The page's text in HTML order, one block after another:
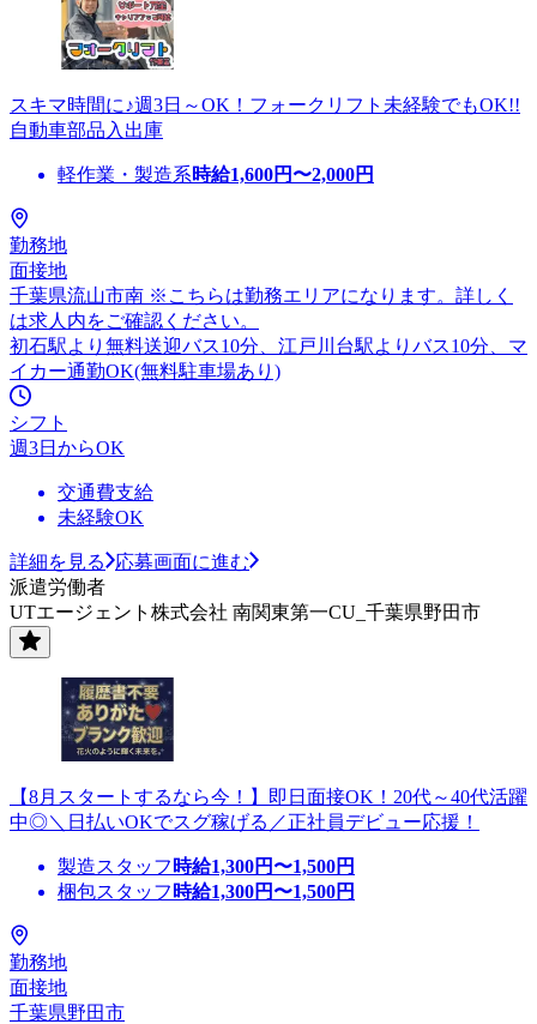
スキマ時間に♪週3日～OK！フォークリフト未経験でもOK!!
自動車部品入出庫
軽作業・製造系時給1,600円〜2,000円
勤務地
面接地
千葉県流山市南 ※こちらは勤務エリアになります。詳しく
は求人内をご確認ください。
初石駅より無料送迎バス10分、江戸川台駅よりバス10分、マ
イカー通勤OK(無料駐車場あり)
シフト
週3日からOK
交通費支給
未経験OK
詳細を見る
応募画面に進む
派遣労働者
UTエージェント株式会社 南関東第一CU_千葉県野田市
【8月スタートするなら今！】即日面接OK！20代～40代活躍
中◎＼日払いOKでスグ稼げる／正社員デビュー応援！
製造スタッフ 時給1,300円〜1,500円
梱包スタッフ 時給1,300円〜1,500円
勤務地
面接地
千葉県野田市